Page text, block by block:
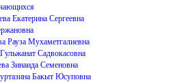
Екатерина Сергеевна
Рауза Мухаметгалиевна
Садвокасовна
Зинаида Семеновна
Бакыт Юсуповна